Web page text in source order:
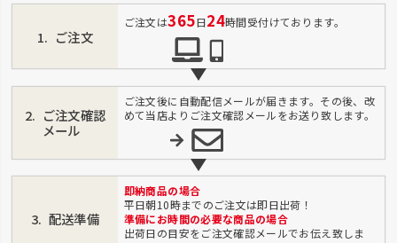
ご注文
ご注文は365日24時間受付けております。
ご注文確認
メール
ご注文後に自動配信メールが届きます。その後、改
めて当店よりご注文確認メールをお送り致します。
配送準備
即納商品の場合
平日朝10時までのご注文は即日出荷！
準備にお時間の必要な商品の場合
出荷日の目安をご注文確認メールでお伝え致しま